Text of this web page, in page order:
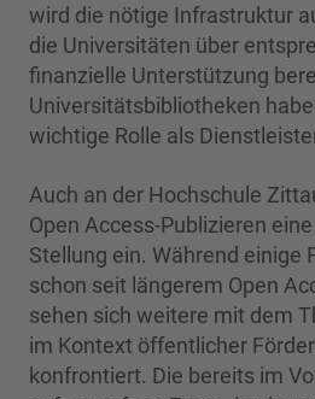
wird die nötige Infrastruktur
die Universitäten über
finanzielle Unterstützung
Universitätsbibliotheken
wichtige Rolle als
Auch an der Hochschule
Open Access-Publizieren
Stellung ein. Während einige
schon seit längerem Open
sehen sich weitere mit dem
im Kontext öffentlicher
konfrontiert. Die bereits im